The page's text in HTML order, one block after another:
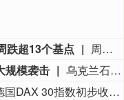
跌超13个基点
周五（8月7日）欧市尾盘，英国10年期国债收益率跌2.3个基点，报4.915%，北京时间20:30发布美国非农就业报告时从4.94%附近跳水至接近4.9%的水平，本周累计下跌13.3个基点。两年期英债收益率跌2.2个基点，报4.276%，非农就业报告出炉时从4.3%附近跳水至4.25%附近，本周累跌12.5个基点。本周，30年期英债收益率累跌11.6个基点，50年期英债收益率累跌9.4个基点。2/10年期英债收益率利差累跌0.922个基点，报+63.880个基点。
规模袭击
乌克兰石油天然气公司7日说，该公司旗下乌克兰石油公司遭遇了近几个月来最大规模的袭击。乌克兰石油天然气公司在官网发布消息说，俄方过去一晚袭击了乌克兰石油公司7处石油和天然气生产设施，导致公司关键生产设备受损、油气产量大幅下降。袭击未造成人员伤亡。（新华社）
德国DAX 30指数初步收涨0.87%，报26368.48点，本周累计上涨大约2.8%。法国股指初步收涨0.38%，意大利股指初步收涨0.11%、银行指数跌0.17%，英国股指初步收涨0.44%。